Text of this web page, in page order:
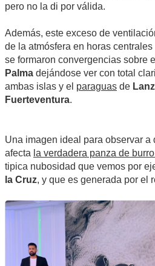
pero no la di por válida.
Además, este exceso de
de la atmósfera en horas
se formaron convergencias sobre
Palma dejándose ver con total
ambas islas y el paraguas de
Fuerteventura.
Una imagen ideal para observar a
afecta la verdadera panza de
tipica nubosidad que vemos por
la Cruz, y que es generada por el